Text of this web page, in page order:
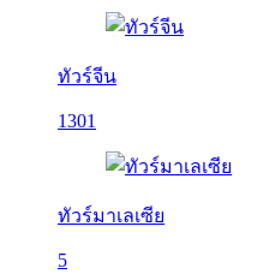
ทัวร์จีน
1301
ทัวร์มาเลเซีย
5